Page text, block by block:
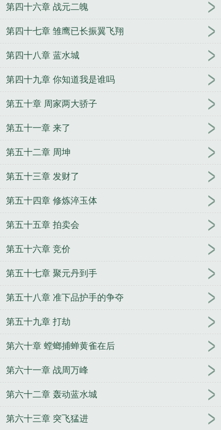
第四十六章 战元二魄
第四十七章 雏鹰已长振翼飞翔
第四十八章 蓝水城
第四十九章 你知道我是谁吗
第五十章 周家两大骄子
第五十一章 来了
第五十二章 周坤
第五十三章 发财了
第五十四章 修炼淬玉体
第五十五章 拍卖会
第五十六章 竞价
第五十七章 聚元丹到手
第五十八章 准下品护手的争夺
第五十九章 打劫
第六十章 螳螂捕蝉黄雀在后
第六十一章 战周万峰
第六十二章 轰动蓝水城
第六十三章 突飞猛进